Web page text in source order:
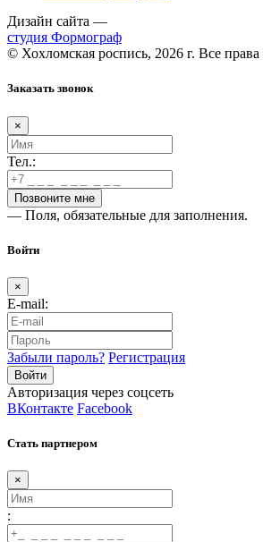
Дизайн сайта —
студия Формограф
© Хохломская роспись, 2026 г. Все
Заказать звонок
×
Тел.:
— Поля, обязательные для заполнения.
Войти
×
E-mail:
Забыли пароль? Регистрация
Авторизация через соцсеть
ВКонтакте Facebook
Стать партнером
×
: